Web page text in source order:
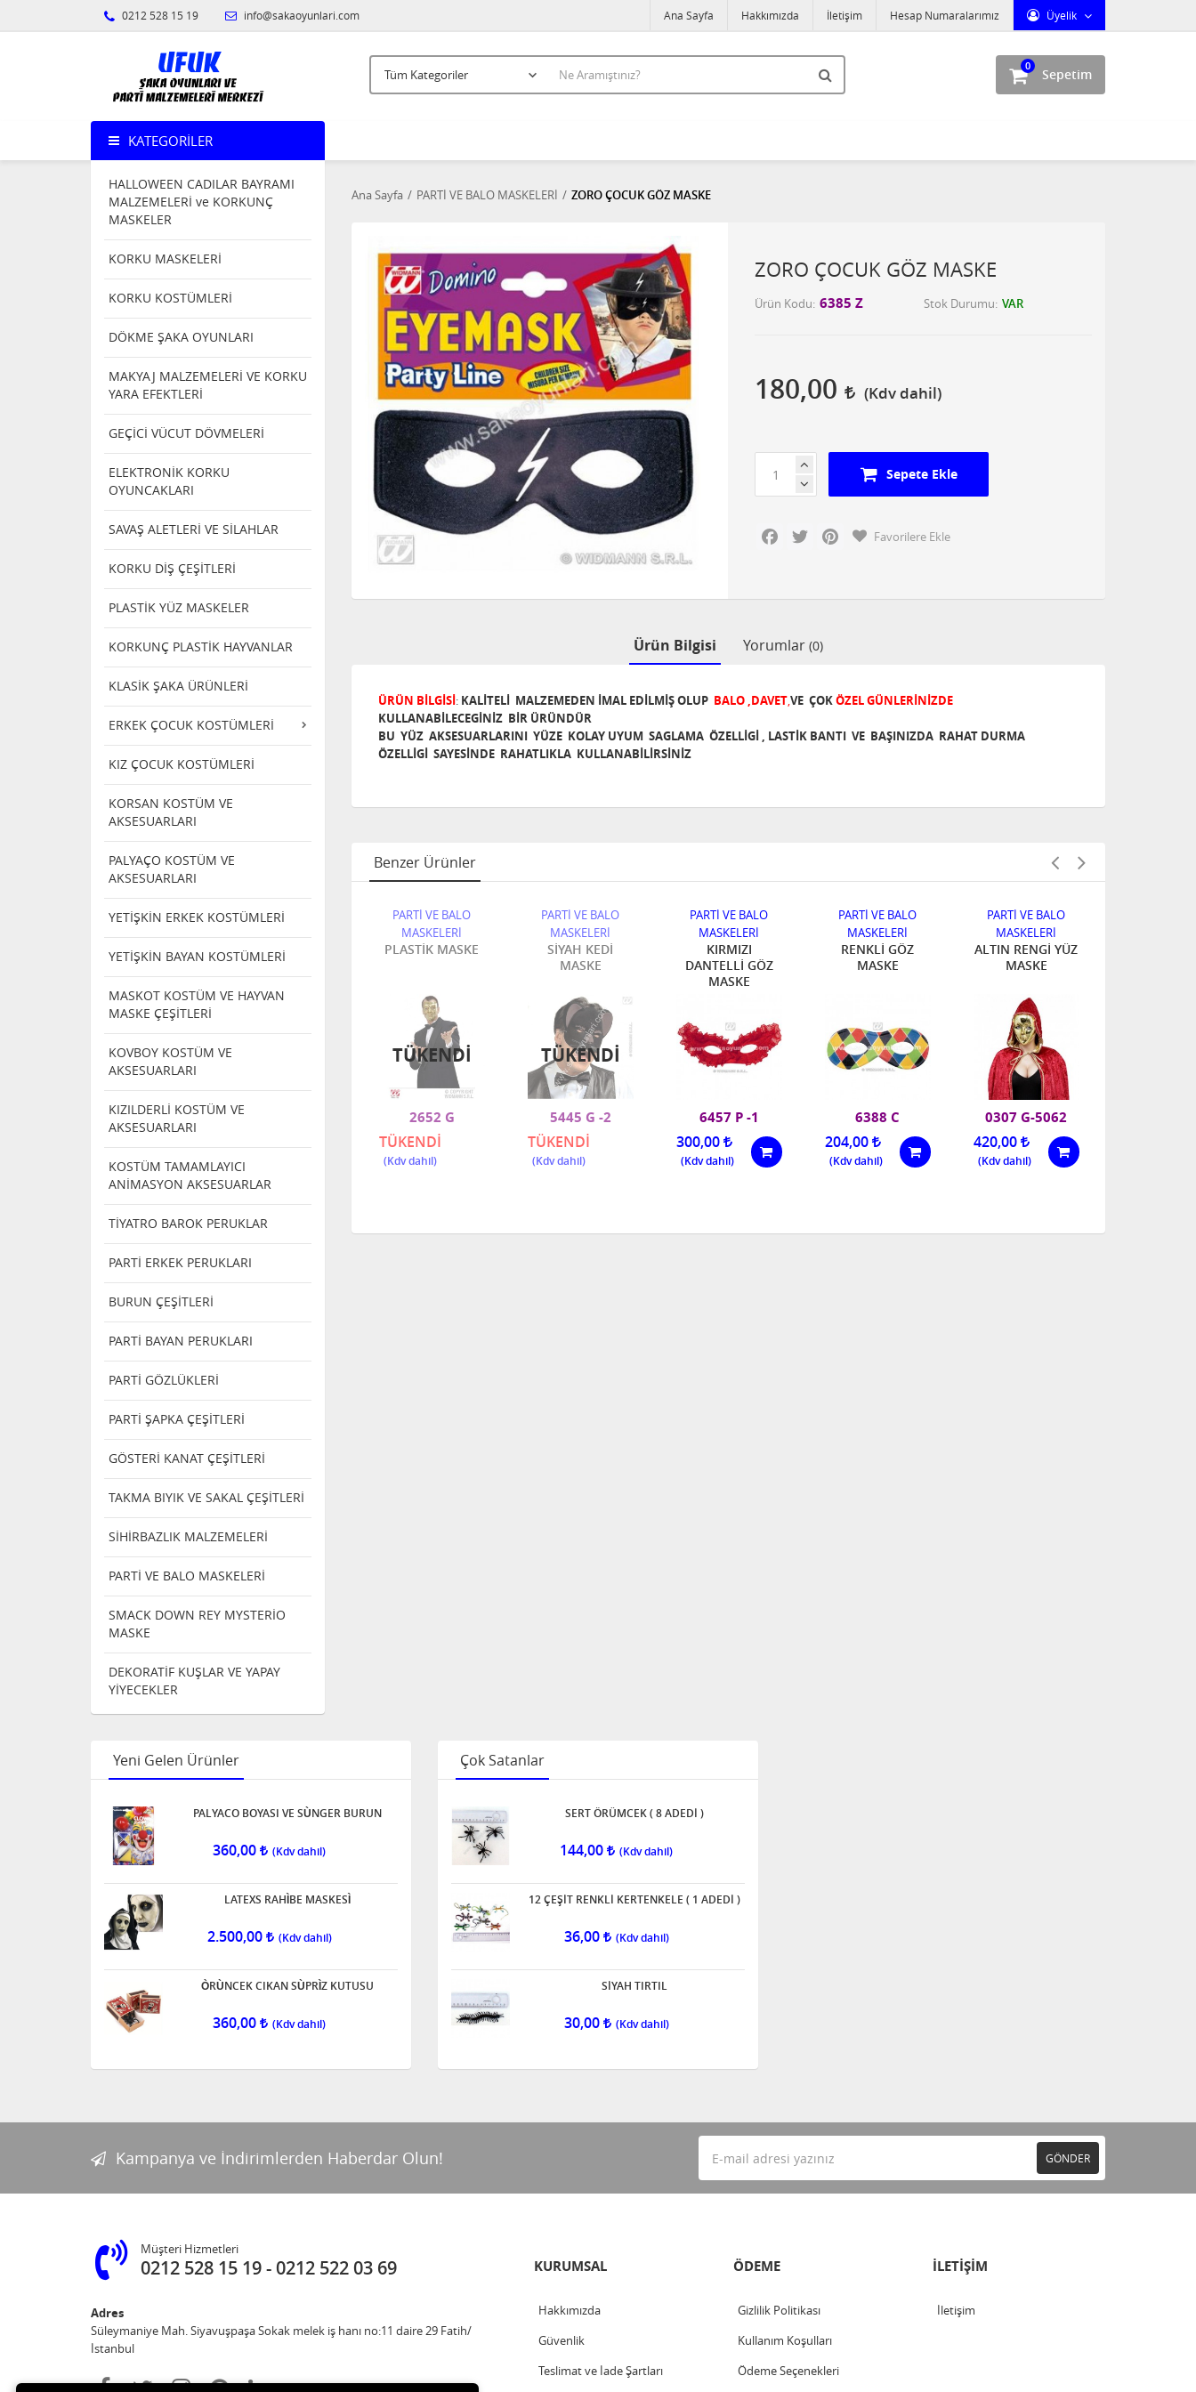
0212 528 15 19 info@sakaoyunlari.com Üyelik
Ana Sayfa Hakkımızda İletişim Hesap Numaralarımız
Sepetim
0
KATEGORILER
HALLOWEEN CADILAR BAYRAMI
MALZEMELERİ ve KORKUNÇ
MASKELER
KORKU MASKELERİ
KORKU KOSTÜMLERİ
DÖKME ŞAKA OYUNLARI
MAKYAJ MALZEMELERİ VE KORKU
YARA EFEKTLERİ
GEÇİCİ VÜCUT DÖVMELERİ
ELEKTRONİK KORKU
OYUNCAKLARI
SAVAŞ ALETLERİ VE SİLAHLAR
KORKU DİŞ ÇEŞİTLERİ
PLASTİK YÜZ MASKELER
KORKUNÇ PLASTİK HAYVANLAR
KLASİK ŞAKA ÜRÜNLERİ
ERKEK ÇOCUK KOSTÜMLERİ
KIZ ÇOCUK KOSTÜMLERİ
KORSAN KOSTÜM VE
AKSESUARLARI
PALYAÇO KOSTÜM VE
AKSESUARLARI
YETİŞKİN ERKEK KOSTÜMLERİ
YETİŞKİN BAYAN KOSTÜMLERİ
MASKOT KOSTÜM VE HAYVAN
MASKE ÇEŞİTLERİ
KOVBOY KOSTÜM VE
AKSESUARLARI
KIZILDERLİ KOSTÜM VE
AKSESUARLARI
KOSTÜM TAMAMLAYICI
ANİMASYON AKSESUARLAR
TİYATRO BAROK PERUKLAR
PARTİ ERKEK PERUKLARI
BURUN ÇEŞİTLERİ
PARTİ BAYAN PERUKLARI
PARTİ GÖZLÜKLERİ
PARTİ ŞAPKA ÇEŞİTLERİ
GÖSTERİ KANAT ÇEŞİTLERİ
TAKMA BIYIK VE SAKAL ÇEŞİTLERİ
SİHİRBAZLIK MALZEMELERİ
PARTİ VE BALO MASKELERİ
SMACK DOWN REY MYSTERİO
MASKE
DEKORATİF KUŞLAR VE YAPAY
YİYECEKLER
Ana Sayfa PARTİ VE BALO MASKELERİ ZORO ÇOCUK GÖZ MASKE
ZORO ÇOCUK GÖZ MASKE
Ürün Kodu 6385 Z Stok Durumu VAR
180,00
Sepete Ekle
Facebook
Twitter PinterestFavorilere Ekle
Ürün Bilgisi Yorumlar (0)
ÜRÜN BİLGİSİ: KALİTELİ MALZEMEDEN İMAL EDİLMİŞ OLUP BALO ,DAVET,VE ÇOKÖZEL GÜNLERİNİZDE
KULLANABİLECEGİNİZ BİR ÜRÜNDÜR
BU YÜZ AKSESUARLARINI YÜZE KOLAY UYUM SAGLAMA ÖZELLİGİ , LASTİK BANTI VE BAŞINIZDA RAHAT DURMA
ÖZELLİGİ SAYESİNDE RAHATLIKLA KULLANABİLİRSİNİZ
Benzer Ürünler
PARTİ VE BALO
KEDİ GÖZ MASKE
6465 S -1
TÜKENDI
PARTİ VE BALO
SİVRİ KIRMIZI
GÖZ MASKE
PARTİ VE BALO
MASKELERİ
PLASTİK MASKE
2652 G
TÜKENDİ
TÜKENDI
PARTİ VE BALO
MASKELERİ
SİYAH KEDİ
MASKE
5445 G -2
TÜKENDİ
TÜKENDI
PARTİ VE BALO
MASKELERİ
KIRMIZI
DANTELLİ GÖZ
MASKE
6457 P -1
300,00
PARTİ VE BALO
MASKELERİ
RENKLİ GÖZ
MASKE
6388 C
204,00
PARTİ VE BALO
MASKELERİ
ALTIN RENGİ YÜZ
MASKE
0307 G-5062
420,00
Yeni Gelen Ürünler
PALYACO BOYASI VE SÙNGER BURUN
360,00
LATEXS RAHÌBE MASKESÌ
2.500,00
ÒRÙNCEK CIKAN SÙPRÌZ KUTUSU
360,00
Çok Satanlar
SERT ÖRÜMCEK ( 8 ADEDİ )
144,00
12 ÇEŞİT RENKLİ KERTENKELE ( 1 ADEDİ )
36,00
SİYAH TIRTIL
30,00
Kampanya ve İndirimlerden Haberdar Olun! GÖNDER
Müşteri Hizmetleri
0212 528 15 19 0212 522 03 69
Adres
Süleymaniye Mah. Siyavuşpaşa Sokak melek iş hanı no:11 daire 29 Fatih/
İstanbul
KURUMSAL
Hakkımızda
Güvenlik
Teslimat ve İade Şartları
ÖDEME
Gizlilik Politikası
Kullanım Koşulları
Ödeme Seçenekleri
İLETİŞİM
İletişim